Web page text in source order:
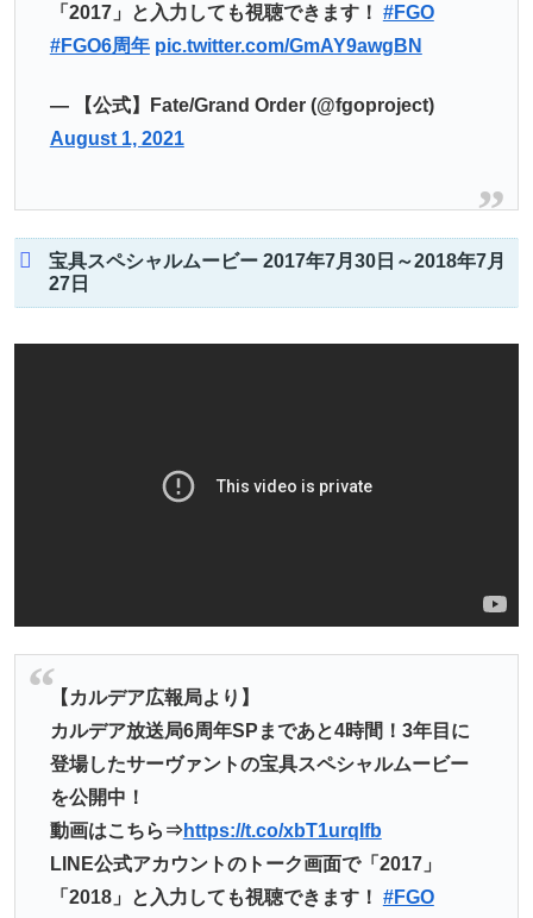
「2017」と入力しても視聴できます！ #FGO
#FGO6周年 pic.twitter.com/GmAY9awgBN
— 【公式】Fate/Grand Order (@fgoproject)
August 1, 2021
宝具スペシャルムービー 2017年7月30日～2018年7月
27日
【カルデア広報局より】
カルデア放送局6周年SPまであと4時間！3年目に
登場したサーヴァントの宝具スペシャルムービー
を公開中！
動画はこちら⇒ https://t.co/xbT1urqIfb
LINE公式アカウントのトーク画面で「2017」
「2018」と入力しても視聴できます！ #FGO